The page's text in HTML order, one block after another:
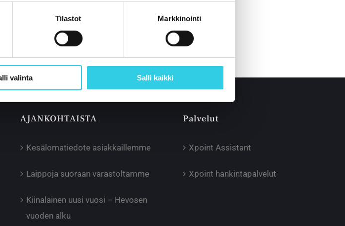
Tilastot Markkinointi
valinta Salli kaikki
AJANKOHTAISTA
Kesälomatiedote asiakkaillemme
Laippoja suoraan varastoltamme
Kiinalainen uusi vuosi – Hevosen
vuoden alku
Palvelut
Xpoint Assistant
Xpoint hankintapalvelut